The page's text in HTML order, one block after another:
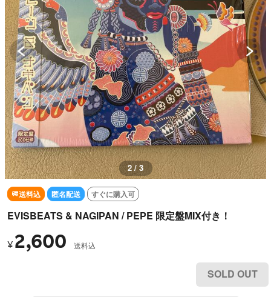
2 / 3
送料込 匿名配送 すぐに購入可
EVISBEATS & NAGIPAN / PEPE 限定盤MIX付き！
¥ 2,600 送料込
SOLD OUT